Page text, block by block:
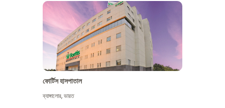
ফোর্টিস হাসপাতাল
ব্যাঙ্গালোর,ভারত